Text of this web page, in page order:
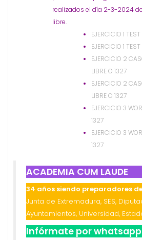
realizados el día 2-3-2024
libre.
EJERCICIO 1
EJERCICIO 1
EJERCICIO 2
LIBRE O 1327
EJERCICIO 2
LIBRE O 1327
EJERCICIO 3
1327
EJERCICIO 3
1327
ACADEMIA CUM LAUDE
34 años siendo preparadores
Junta de Extremadura, SES,
Ayuntamientos, Universidad,
Infórmate por whatsapp